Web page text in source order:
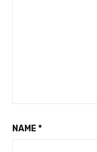
NAME *